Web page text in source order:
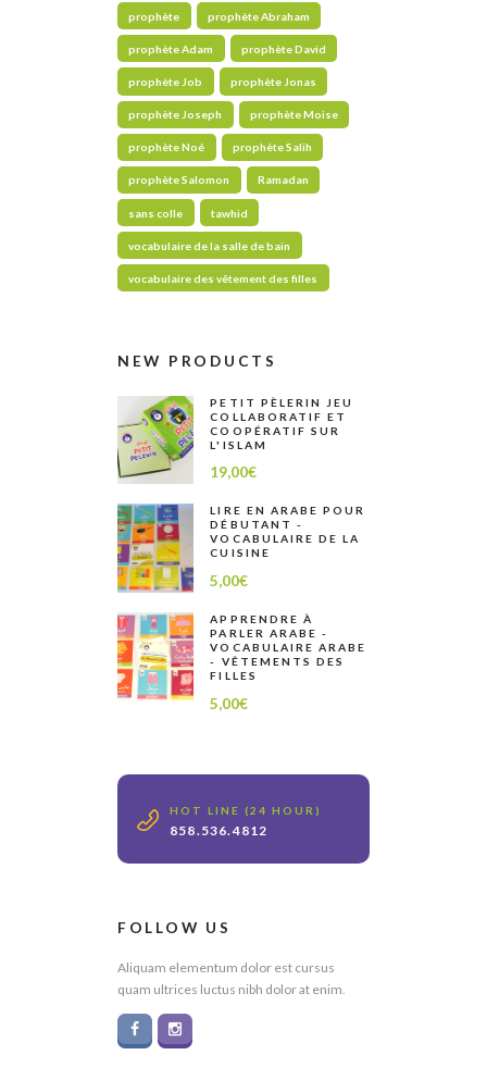
prophète prophète Abraham
prophète Adam prophète David
prophète Job prophète Jonas
prophète Joseph prophète Moise
prophète Noé prophète Salih
prophète Salomon Ramadan
sans colle tawhid
vocabulaire de la salle de bain
vocabulaire des vêtement des filles
NEW PRODUCTS
PETIT PÈLERIN JEU
COLLABORATIF ET
COOPÉRATIF SUR
L'ISLAM
19,00€
LIRE EN ARABE POUR
DÉBUTANT -
VOCABULAIRE DE LA
CUISINE
5,00€
APPRENDRE À
PARLER ARABE -
VOCABULAIRE ARABE
- VÊTEMENTS DES
FILLES
5,00€
HOT LINE (24 HOUR)
858.536.4812
FOLLOW US
Aliquam elementum dolor est cursus
quam ultrices luctus nibh dolor at enim.